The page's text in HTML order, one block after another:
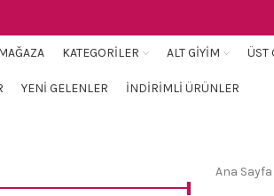
KATEGORILER ALT GIYIM ÜST
YENI GELENLER İNDIRIMLI ÜRÜNLER
Ana Sayfa